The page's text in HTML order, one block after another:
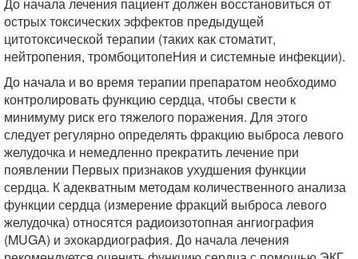
острых токсических эффектов предыдущей
цитотоксической терапии (таких как стоматит,
нейтропения, тромбоцитопеНия и системные инфекции).
До начала и во время терапии препаратом необходимо
контролировать функцию сердца, чтобы свести к
минимуму риск его тяжелого поражения. Для этого
следует регулярно определять фракцию выброса левого
желудочка и немедленно прекратить лечение при
появлении Первых признаков ухудшения функции
сердца. К адекватным методам количественного анализа
функции сердца (измерение фракций выброса левого
желудочка) относятся радиоизотопная ангиография
(MUGA) и эхокардиография. До начала лечения